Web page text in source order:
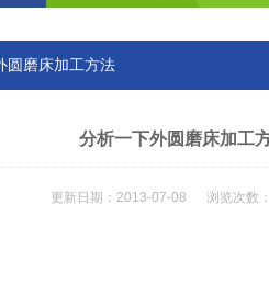
圆磨床加工方法
分析一下外圆磨床加工
更新日期：2013-07-08 浏览次数